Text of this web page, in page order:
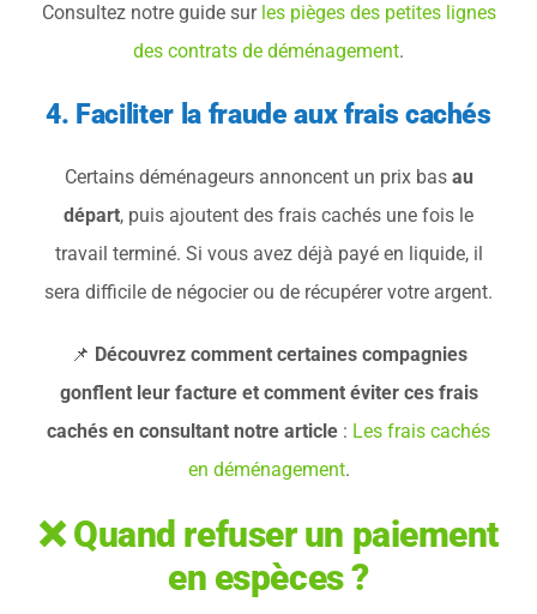
Consultez notre guide sur les pièges des petites lignes
des contrats de déménagement.
4. Faciliter la fraude aux frais cachés
Certains déménageurs annoncent un prix bas au
départ, puis ajoutent des frais cachés une fois le
travail terminé. Si vous avez déjà payé en liquide, il
sera difficile de négocier ou de récupérer votre argent.
📌 Découvrez comment certaines compagnies
gonflent leur facture et comment éviter ces frais
cachés en consultant notre article : Les frais cachés
en déménagement.
❌ Quand refuser un paiement
en espèces ?